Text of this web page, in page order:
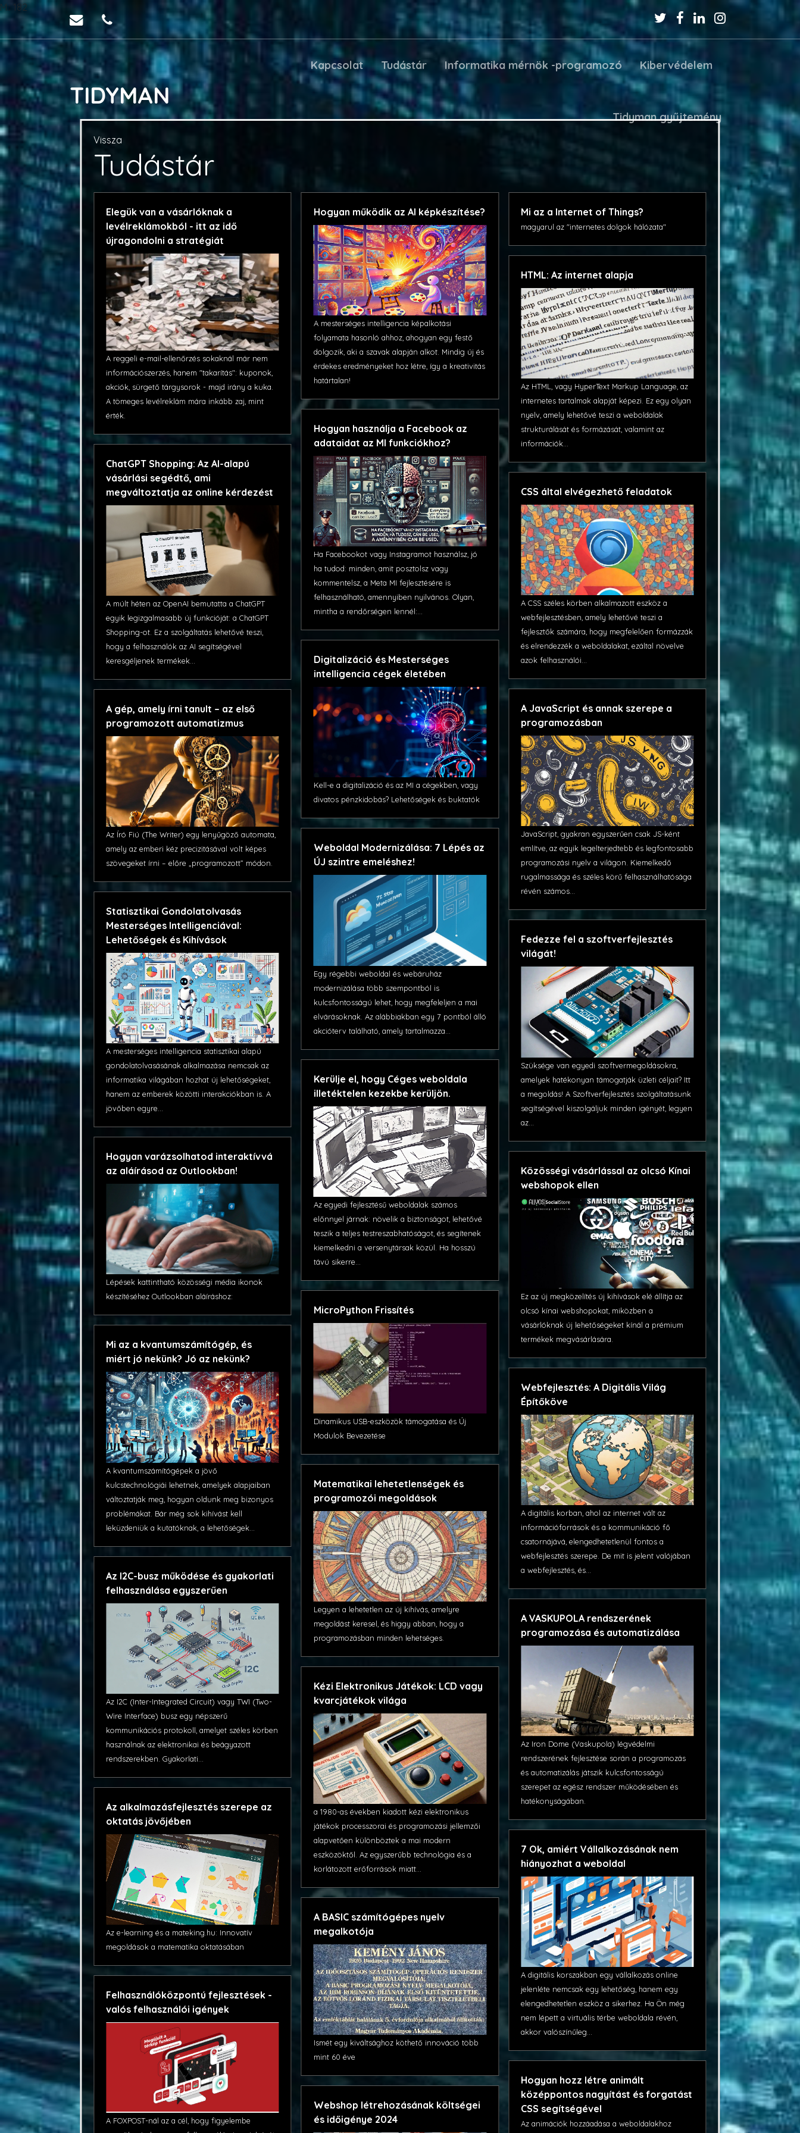
TIDYMAN
Kapcsolat Tudástár Informatika mérnök -programozó Kibervédelem
Tidyman gyűjtemény
M:: 182
Vissza
Tudástár
Elegük van a vásárlóknak a
levélreklámokból - itt az idő
újragondolni a stratégiát
A reggeli e-mail-ellenőrzés sokaknál már nem
információszerzés, hanem "takarítás": kuponok,
akciók, sürgető tárgysorok - majd irány a kuka.
A tömeges levélreklám mára inkább zaj, mint
érték.
ChatGPT Shopping: Az AI-alapú
vásárlási segédtő, ami
megváltoztatja az online kérdezést
A múlt héten az OpenAI bemutatta a ChatGPT
egyik legizgalmasabb új funkcióját: a ChatGPT
Shopping-ot. Ez a szolgáltatás lehetővé teszi,
hogy a felhasználók az AI segítségével
keresgéljenek termékek...
A gép, amely írni tanult – az első
programozott automatizmus
Az Író Fiú (The Writer) egy lenyűgöző automata,
amely az emberi kéz precizitásával volt képes
szövegeket írni – előre „programozott” módon.
Statisztikai Gondolatolvasás
Mesterséges Intelligenciával:
Lehetőségek és Kihívások
A mesterséges intelligencia statisztikai alapú
gondolatolvasásának alkalmazása nemcsak az
informatika világában hozhat új lehetőségeket,
hanem az emberek közötti interakciókban is. A
jövőben egyre...
Hogyan varázsolhatod interaktívvá
az aláírásod az Outlookban!
Lépések kattintható közösségi média ikonok
készítéséhez Outlookban aláíráshoz:
Mi az a kvantumszámítógép, és
miért jó nekünk? Jó az nekünk?
A kvantumszámítógépek a jövő
kulcstechnológiái lehetnek, amelyek alapjaiban
változtatják meg, hogyan oldunk meg bizonyos
problémákat. Bár még sok kihívást kell
leküzdeniük a kutatóknak, a lehetőségek...
Az I2C-busz működése és gyakorlati
felhasználása egyszerűen
Az I2C (Inter-Integrated Circuit) vagy TWI (Two-
Wire Interface) busz egy népszerű
kommunikációs protokoll, amelyet széles körben
használnak az elektronikai és beágyazott
rendszerekben. Gyakorlati...
Az alkalmazásfejlesztés szerepe az
oktatás jövőjében
Az e-learning és a mateking.hu: Innovatív
megoldások a matematika oktatásában
Felhasználóközpontú fejlesztések -
valós felhasználói igények
A FOXPOST-nál az a cél, hogy figyelembe
Hogyan működik az AI képkészítése?
A mesterséges intelligencia képalkotási
folyamata hasonló ahhoz, ahogyan egy festő
dolgozik, aki a szavak alapján alkot. Mindig új és
érdekes eredményeket hoz létre, így a kreativitás
határtalan!
Hogyan használja a Facebook az
adataidat az MI funkciókhoz?
Ha Facebookot vagy Instagramot használsz, jó
ha tudod: minden, amit posztolsz vagy
kommentelsz, a Meta MI fejlesztésére is
felhasználható, amennyiben nyilvános. Olyan,
mintha a rendőrségen lennél:...
Digitalizáció és Mesterséges
intelligencia cégek életében
Kell-e a digitalizáció és az MI a cégekben, vagy
divatos pénzkidobás? Lehetőségek és buktatók
Weboldal Modernizálása: 7 Lépés az
ÚJ szintre emeléshez!
Egy régebbi weboldal és webáruház
modernizálása több szempontból is
kulcsfontosságú lehet, hogy megfeleljen a mai
elvárásoknak. Az alábbiakban egy 7 pontból álló
akcióterv található, amely tartalmazza...
Kerülje el, hogy Céges weboldala
illetéktelen kezekbe kerüljön.
Az egyedi fejlesztésű weboldalak számos
előnnyel járnak: növelik a biztonságot, lehetővé
teszik a teljes testreszabhatóságot, és segítenek
kiemelkedni a versenytársak közül. Ha hosszú
távú sikerre...
MicroPython Frissítés
Dinamikus USB-eszközök támogatása és Új
Modulok Bevezetése
Matematikai lehetetlenségek és
programozói megoldások
Legyen a lehetetlen az új kihívás, amelyre
megoldást keresel, és higgy abban, hogy a
programozásban minden lehetséges.
Kézi Elektronikus Játékok: LCD vagy
kvarcjátékok világa
a 1980-as években kiadott kézi elektronikus
játékok processzorai és programozási jellemzői
alapvetően különböztek a mai modern
eszközöktől. Az egyszerűbb technológia és a
korlátozott erőforrások miatt...
A BASIC számítógépes nyelv
megalkotója
Ismét egy kiváltsághoz köthető innováció több
mint 60 éve
Webshop létrehozásának költségei
és időigénye 2024
Mi az a Internet of Things?
magyarul az "internetes dolgok hálózata"
HTML: Az internet alapja
Az HTML, vagy HyperText Markup Language, az
internetes tartalmak alapját képezi. Ez egy olyan
nyelv, amely lehetővé teszi a weboldalak
strukturálását és formázását, valamint az
információk...
CSS által elvégezhető feladatok
A CSS széles körben alkalmazott eszköz a
webfejlesztésben, amely lehetővé teszi a
fejlesztők számára, hogy megfelelően formázzák
és elrendezzék a weboldalakat, ezáltal növelve
azok felhasználói...
A JavaScript és annak szerepe a
programozásban
JavaScript, gyakran egyszerűen csak JS-ként
említve, az egyik legelterjedtebb és legfontosabb
programozási nyelv a világon. Kiemelkedő
rugalmassága és széles körű felhasználhatósága
révén számos...
Fedezze fel a szoftverfejlesztés
világát!
Szüksége van egyedi szoftvermegoldásokra,
amelyek hatékonyan támogatják üzleti céljait? Itt
a megoldás! A Szoftverfejlesztés szolgáltatásunk
segítségével kiszolgáljuk minden igényét, legyen
az...
Közösségi vásárlással az olcsó Kínai
webshopok ellen
Ez az új megközelítés új kihívások elé állítja az
olcsó kínai webshopokat, miközben a
vásárlóknak új lehetőségeket kínál a prémium
termékek megvásárlására.
Webfejlesztés: A Digitális Világ
Építőköve
A digitális korban, ahol az internet vált az
információforrások és a kommunikáció fő
csatornájává, elengedhetetlenül fontos a
webfejlesztés szerepe. De mit is jelent valójában
a webfejlesztés, és...
A VASKUPOLA rendszerének
programozása és automatizálása
Az Iron Dome (Vaskupola) légvédelmi
rendszerének fejlesztése során a programozás
és automatizálás játszik kulcsfontosságú
szerepet az egész rendszer működésében és
hatékonyságában.
7 Ok, amiért Vállalkozásának nem
hiányozhat a weboldal
A digitális korszakban egy vállalkozás online
jelenléte nemcsak egy lehetőség, hanem egy
elengedhetetlen eszköz a sikerhez. Ha Ön még
nem lépett a virtuális térbe weboldala révén,
akkor valószínűleg...
Hogyan hozz létre animált
középpontos nagyítást és forgatást
CSS segítségével
Az animációk hozzáadása a weboldalakhoz